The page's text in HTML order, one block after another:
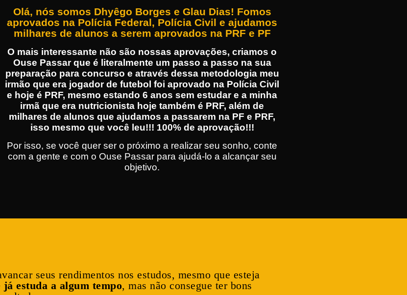
Olá, nós somos Dhyêgo Borges e Glau Dias! Fomos
aprovados na Polícia Federal, Polícia Civil e ajudamos
milhares de alunos a serem aprovados na PRF e PF
O mais interessante não são nossas aprovações, criamos o
Ouse Passar que é literalmente um passo a passo na sua
preparação para concurso e através dessa metodologia meu
irmão que era jogador de futebol foi aprovado na Polícia Civil
e hoje é PRF, mesmo estando 6 anos sem estudar e a minha
irmã que era nutricionista hoje também é PRF, além de
milhares de alunos que ajudamos a passarem na PF e PRF,
isso mesmo que você leu!!! 100% de aprovação!!!
Por isso, se você quer ser o próximo a realizar seu sonho, conte
com a gente e com o Ouse Passar para ajudá-lo a alcançar seu
objetivo.
seus rendimentos nos estudos, mesmo que esteja
já estuda a algum tempo, mas não consegue ter bons